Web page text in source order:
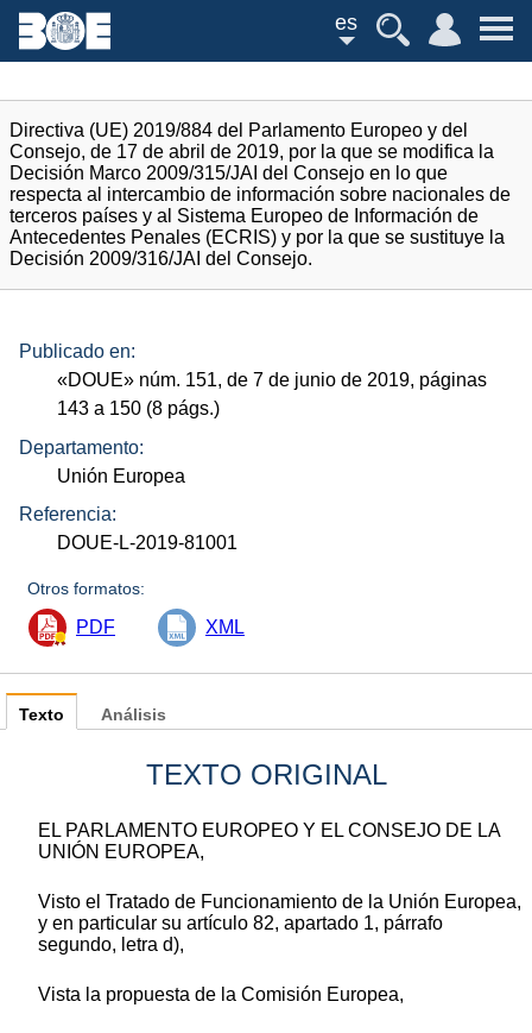
es
Directiva (UE) 2019/884 del Parlamento Europeo y del
Consejo, de 17 de abril de 2019, por la que se modifica la
Decisión Marco 2009/315/JAI del Consejo en lo que
respecta al intercambio de información sobre nacionales de
terceros países y al Sistema Europeo de Información de
Antecedentes Penales (ECRIS) y por la que se sustituye la
Decisión 2009/316/JAI del Consejo.
Publicado en:
«DOUE» núm. 151, de 7 de junio de 2019, páginas
143 a 150 (8 págs.)
Departamento:
Unión Europea
Referencia:
DOUE-L-2019-81001
Otros formatos:
PDF XML
Texto
TEXTO ORIGINAL
EL PARLAMENTO EUROPEO Y EL CONSEJO DE LA
UNIÓN EUROPEA,
Visto el Tratado de Funcionamiento de la Unión Europea,
y en particular su artículo 82, apartado 1, párrafo
segundo, letra d),
Vista la propuesta de la Comisión Europea,
Análisis